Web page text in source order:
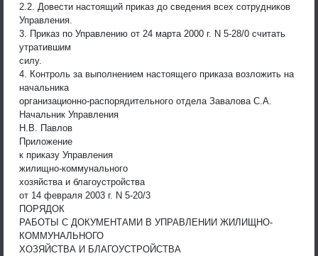
2.2. Довести настоящий приказ до сведения всех сотрудников
Управления.
3. Приказ по Управлению от 24 марта 2000 г. N 5-28/0 считать
утратившим
силу.
4. Контроль за выполнением настоящего приказа возложить на
начальника
организационно-распорядительного отдела Завалова С.А.
Начальник Управления
Н.В. Павлов
Приложение
к приказу Управления
жилищно-коммунального
хозяйства и благоустройства
от 14 февраля 2003 г. N 5-20/3
ПОРЯДОК
РАБОТЫ С ДОКУМЕНТАМИ В УПРАВЛЕНИИ ЖИЛИЩНО-
КОММУНАЛЬНОГО
ХОЗЯЙСТВА И БЛАГОУСТРОЙСТВА